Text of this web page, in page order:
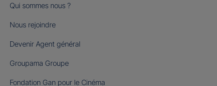
Qui sommes nous ?
Nous rejoindre
Devenir Agent général
Groupama Groupe
Fondation Gan pour le Cinéma